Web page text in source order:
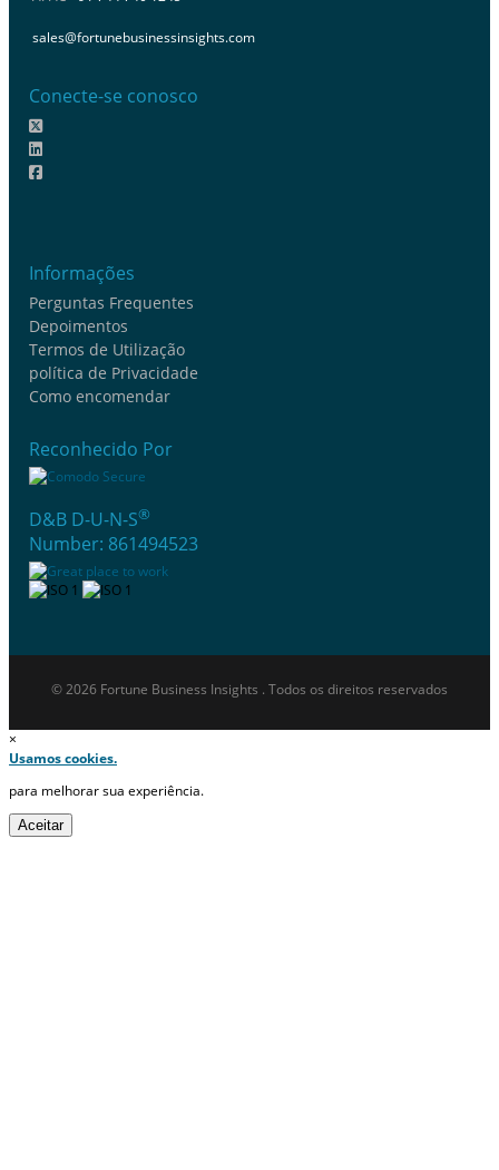
sales@fortunebusinessinsights.com
Conecte-se conosco
Informações
Perguntas Frequentes
Depoimentos
Termos de Utilização
política de Privacidade
Como encomendar
Reconhecido Por
D&B D-U-N-S®
Number: 861494523
© 2026 Fortune Business Insights . Todos os direitos reservados
×
Usamos cookies.
para melhorar sua experiência.
Aceitar